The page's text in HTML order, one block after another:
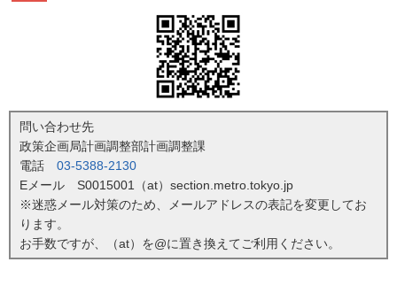
問い合わせ先
政策企画局計画調整部計画調整課
電話 03-5388-2130
Eメール S0015001（at）section.metro.tokyo.jp
※迷惑メール対策のため、メールアドレスの表記を変更してお
ります。
お手数ですが、（at）を@に置き換えてご利用ください。